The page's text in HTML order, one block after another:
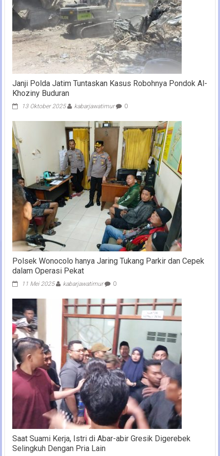
Janji Polda Jatim Tuntaskan Kasus Robohnya Pondok Al-
Khoziny Buduran
13 Oktober 2025 kabarjawatimur 0
Polsek Wonocolo hanya Jaring Tukang Parkir dan Cepek
dalam Operasi Pekat
11 Mei 2025 kabarjawatimur 0
Saat Suami Kerja, Istri di Abar-abir Gresik Digerebek
Selingkuh Dengan Pria Lain